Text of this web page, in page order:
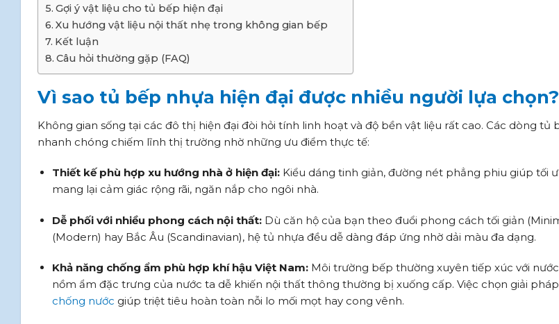
Gợi ý vật liệu cho tủ bếp hiện đại
Xu hướng vật liệu nội thất nhẹ trong không gian bếp
Kết luận
Câu hỏi thường gặp (FAQ)
Vì sao tủ bếp nhựa hiện đại được nhiều người lựa chọn?
Không gian sống tại các đô thị hiện đại đòi hỏi tính linh hoạt và độ bền vật liệu rất cao. Các dòng tủ
nhanh chóng chiếm lĩnh thị trường nhờ những ưu điểm thực tế:
Thiết kế phù hợp xu hướng nhà ở hiện đại:Kiểu dáng tinh giản, đường nét phẳng phiu giúp tối
mang lại cảm giác rộng rãi, ngăn nắp cho ngôi nhà.
Dễ phối với nhiều phong cách nội thất:Dù căn hộ của bạn theo đuổi phong cách tối giản
(Modern) hay Bắc Âu (Scandinavian), hệ tủ nhựa đều dễ dàng đáp ứng nhờ dải màu đa dạng.
Khả năng chống ẩm phù hợp khí hậu Việt Nam:Môi trường bếp thường xuyên tiếp xúc với
nồm ẩm đặc trưng của nước ta dễ khiến nội thất thông thường bị xuống cấp. Việc chọn giải pháp
chống nước giúp triệt tiêu hoàn toàn nỗi lo mối mọt hay cong vênh.